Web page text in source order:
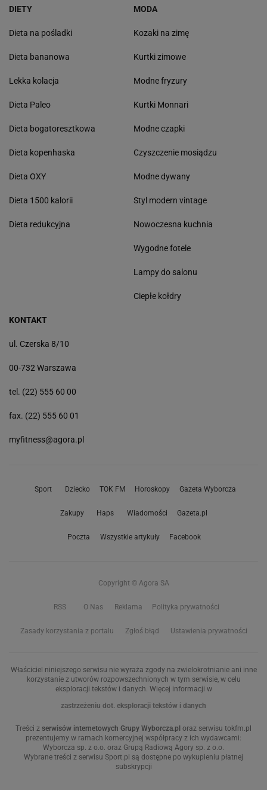
DIETY
Dieta na pośladki
Dieta bananowa
Lekka kolacja
Dieta Paleo
Dieta bogatoresztkowa
Dieta kopenhaska
Dieta OXY
Dieta 1500 kalorii
Dieta redukcyjna
MODA
Kozaki na zimę
Kurtki zimowe
Modne fryzury
Kurtki Monnari
Modne czapki
Czyszczenie mosiądzu
Modne dywany
Styl modern vintage
Nowoczesna kuchnia
Wygodne fotele
Lampy do salonu
Ciepłe kołdry
KONTAKT
ul. Czerska 8/10
00-732 Warszawa
tel. (22) 555 60 00
fax. (22) 555 60 01
myfitness@agora.pl
Sport Dziecko TOK FM Horoskopy Gazeta Wyborcza
Zakupy Haps Wiadomości Gazeta.pl
Poczta Wszystkie artykuły Facebook
Copyright © Agora SA
RSS O Nas Reklama Polityka prywatności
Zasady korzystania z portalu Zgłoś błąd Ustawienia prywatności
Właściciel niniejszego serwisu nie wyraża zgody na zwielokrotnianie ani inne
korzystanie z utworów rozpowszechnionych w tym serwisie, w celu
eksploracji tekstów i danych. Więcej informacji w
zastrzeżeniu dot. eksploracji tekstów i danych
Treści z serwisów internetowych Grupy Wyborcza.pl oraz serwisu tokfm.pl
prezentujemy w ramach komercyjnej współpracy z ich wydawcami:
Wyborcza sp. z o.o. oraz Grupą Radiową Agory sp. z o.o.
Wybrane treści z serwisu Sport.pl są dostępne po wykupieniu płatnej
subskrypcji